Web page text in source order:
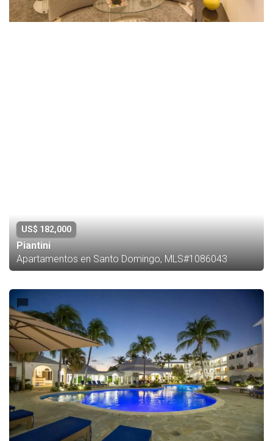
US$ 182,000
Piantini
Apartamentos en Santo Domingo, MLS#1086043